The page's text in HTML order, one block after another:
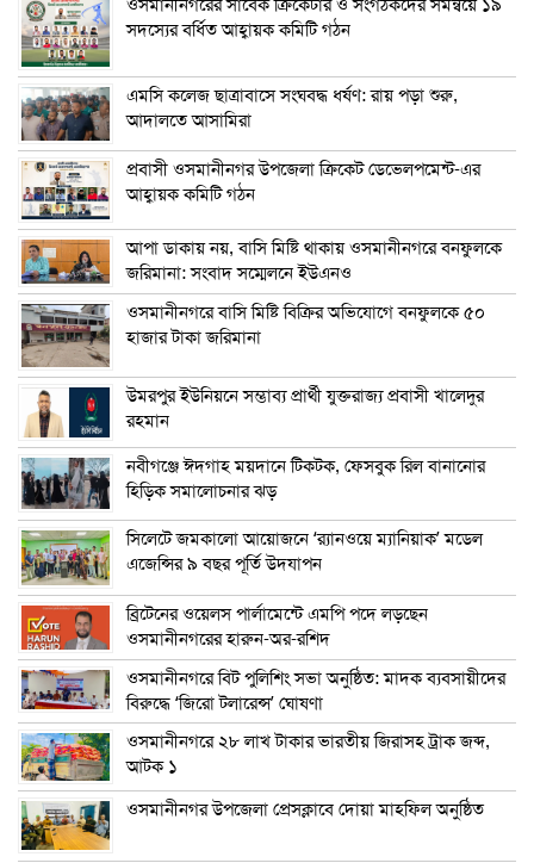
ওসমানীনগরের সাবেক ক্রিকেটার ও সংগঠকদের সমন্বয়ে ১৯
সদস্যের বর্ধিত আহ্বায়ক কমিটি গঠন
এম‌সি কলেজ ছাত্রাবাসে সংঘবদ্ধ ধর্ষণ: রায় পড়া শুরু,
আদালতে আসামিরা
প্রবাসী ওসমানীনগর উপজেলা ক্রিকেট ডেভেলপমেন্ট-এর
আহ্বায়ক কমিটি গঠন
আপা ডাকায় নয়, বাসি মিষ্টি থাকায় ওসমানীনগরে বনফুলকে
জরিমানা: সংবাদ সম্মেলনে ইউএনও
ওসমানীনগরে বাসি মিষ্টি বিক্রির অভিযোগে বনফুলকে ৫০
হাজার টাকা জরিমানা
উমরপুর ইউনিয়নে সম্ভাব্য প্রার্থী যুক্তরাজ্য প্রবাসী খালেদুর
রহমান
নবীগঞ্জে ঈদগাহ ময়দানে টিকটক, ফেসবুক রিল বানানোর
হিড়িক সমালোচনার ঝড়
সিলেটে জমকালো আয়োজনে ‘র‍্যানওয়ে ম্যানিয়াক’ মডেল
এজেন্সির ৯ বছর পূর্তি উদযাপন
ব্রিটেনের ওয়েলস পার্লামেন্টে এমপি পদে লড়ছেন
ওসমানীনগরের হারুন-অর-রশিদ
ওসমানীনগরে বিট পুলিশিং সভা অনুষ্ঠিত: মাদক ব্যবসায়ীদের
বিরুদ্ধে ‘জিরো টলারেন্স’ ঘোষণা
ওসমানীনগরে ২৮ লাখ টাকার ভারতীয় জিরাসহ ট্রাক জব্দ,
আটক ১
ওসমানীনগর উপজেলা প্রেসক্লাবে দোয়া মাহফিল অনুষ্ঠিত